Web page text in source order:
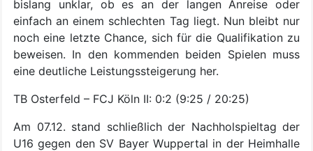
bislang unklar, ob es an der langen Anreise oder
einfach an einem schlechten Tag liegt. Nun bleibt nur
noch eine letzte Chance, sich für die Qualifikation zu
beweisen. In den kommenden beiden Spielen muss
eine deutliche Leistungssteigerung her.
TB Osterfeld – FCJ Köln II: 0:2 (9:25 / 20:25)
Am 07.12. stand schließlich der Nachholspieltag der
U16 gegen den SV Bayer Wuppertal in der Heimhalle